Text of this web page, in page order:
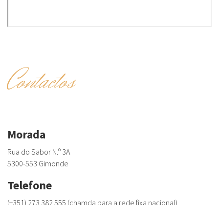
Contactos
Morada
Rua do Sabor N.º 3A
5300-553 Gimonde
Telefone
(+351) 273 382 555 (chamda para a rede fixa nacional)